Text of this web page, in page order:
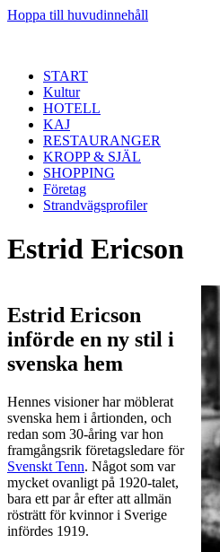
Hoppa till huvudinnehåll
START
Kultur
HOTELL
KAJ
RESTAURANGER
KROPP & SJÄL
SHOPPING
Företag
Strandvägsprofiler
Estrid Ericson
Estrid Ericson
införde en ny stil i
svenska hem
Hennes visioner har möblerat
svenska hem i årtionden, och
redan som 30-åring var hon
framgångsrik företagsledare för
Svenskt Tenn. Något som var
mycket ovanligt på 1920-talet,
bara ett par år efter att allmän
rösträtt för kvinnor i Sverige
infördes 1919.